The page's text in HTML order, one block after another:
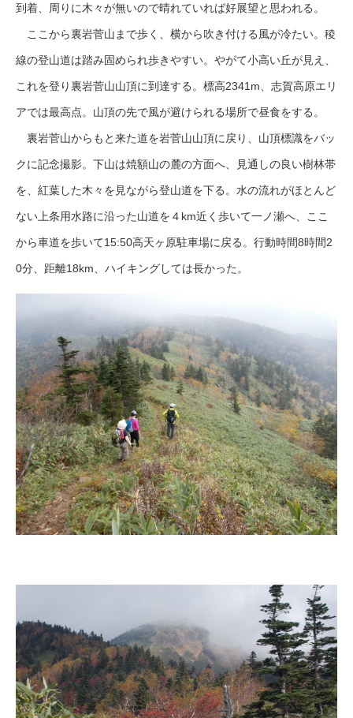
到着、周りに木々が無いので晴れていれば好展望と思われる。
ここから裏岩菅山まで歩く、横から吹き付ける風が冷たい。稜
線の登山道は踏み固められ歩きやすい。やがて小高い丘が見え、
これを登り裏岩菅山山頂に到達する。標高2341m、志賀高原エリ
アでは最高点。山頂の先で風が避けられる場所で昼食をする。
裏岩菅山からもと来た道を岩菅山山頂に戻り、山頂標識をバッ
クに記念撮影。下山は焼額山の麓の方面へ、見通しの良い樹林帯
を、紅葉した木々を見ながら登山道を下る。水の流れがほとんど
ない上条用水路に沿った山道を４km近く歩いて一ノ瀬へ、ここ
から車道を歩いて15:50高天ヶ原駐車場に戻る。行動時間8時間2
0分、距離18km、ハイキングしては長かった。